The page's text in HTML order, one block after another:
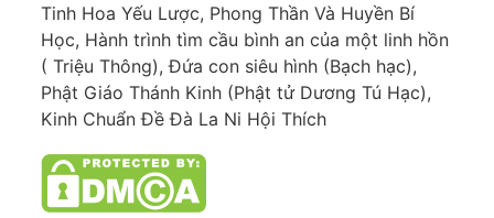
Tinh Hoa Yếu Lược, Phong Thần Và Huyền Bí
Học, Hành trình tìm cầu bình an của một linh hồn
( Triệu Thông), Đứa con siêu hình (Bạch hạc),
Phật Giáo Thánh Kinh (Phật tử Dương Tú Hạc),
Kinh Chuẩn Đề Đà La Ni Hội Thích